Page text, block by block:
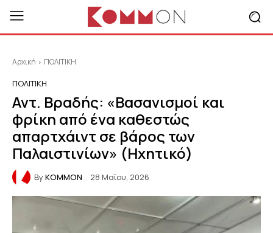
Αρχική ΠΟΛΙΤΙΚΗ
ΠΟΛΙΤΙΚΗ
Αντ. Βραδής: «Βασανισμοί και
φρίκη από ένα καθεστώς
απαρτχάιντ σε βάρος των
Παλαιστινίων» (Ηχητικό)
ByKOMMON 28 Μαΐου, 2026